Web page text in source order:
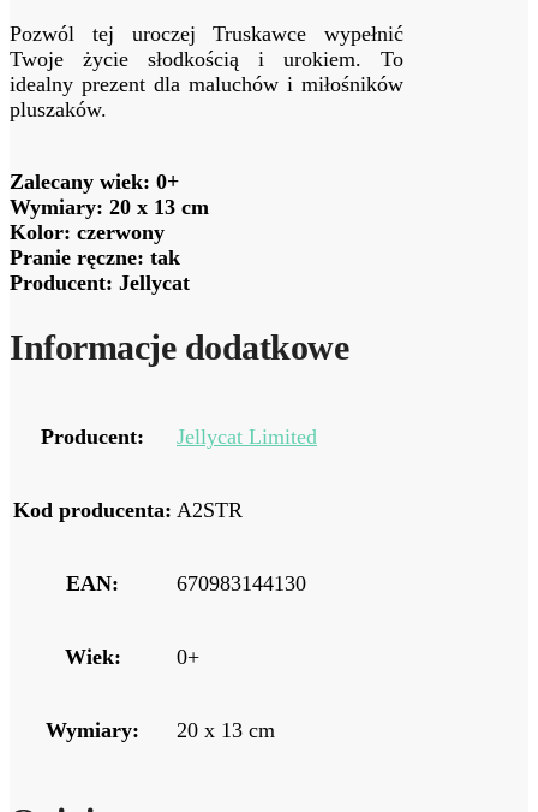
Pozwól tej uroczej Truskawce wypełnić
Twoje życie słodkością i urokiem. To
idealny prezent dla maluchów i miłośników
pluszaków.
Zalecany wiek: 0+
Wymiary: 20 x 13 cm
Kolor: czerwony
Pranie ręczne: tak
Producent: Jellycat
Informacje dodatkowe
Producent: Jellycat Limited
Kod producenta: A2STR
EAN: 670983144130
Wiek: 0+
Wymiary: 20 x 13 cm